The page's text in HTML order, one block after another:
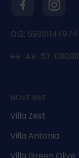
OIB: 59351144974
HR-AB-52-
NOVE VILE
Villa Zest
Villa Antonia